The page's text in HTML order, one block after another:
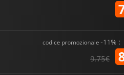
codice promozionale -11% :
9.75€